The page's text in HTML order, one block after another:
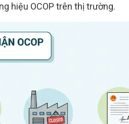
hiệu OCOP trên thị trường.